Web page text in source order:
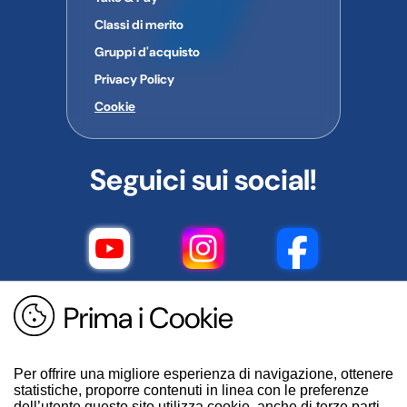
Prima i Cookie
Per offrire una migliore esperienza di navigazione, ottenere
statistiche, proporre contenuti in linea con le preferenze
Classi di merito
Gruppi d'acquisto
Privacy Policy
Cookie
Seguici sui social!